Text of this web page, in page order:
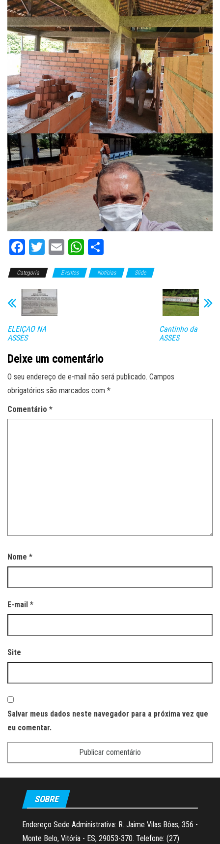
Fa
ce
bo
ok
T
wi
tt
er
E
m
ail
W
ha
ts
o
m
Categoria Eventos Notícias Slide
ELEIÇAO NA
ASSES
Cantinho da
ASSES
Deixe um comentário
O seu endereço de e-mail não será publicado. Campos
obrigatórios são marcados com *
Comentário *
Nome *
E-mail *
Site
Salvar meus dados neste navegador para a próxima vez que
eu comentar.
SOBRE
Endereço Sede Administrativa: R. Jaime Vilas Bôas, 356 -
Monte Belo, Vitória - ES, 29053-370. Telefone: (27)